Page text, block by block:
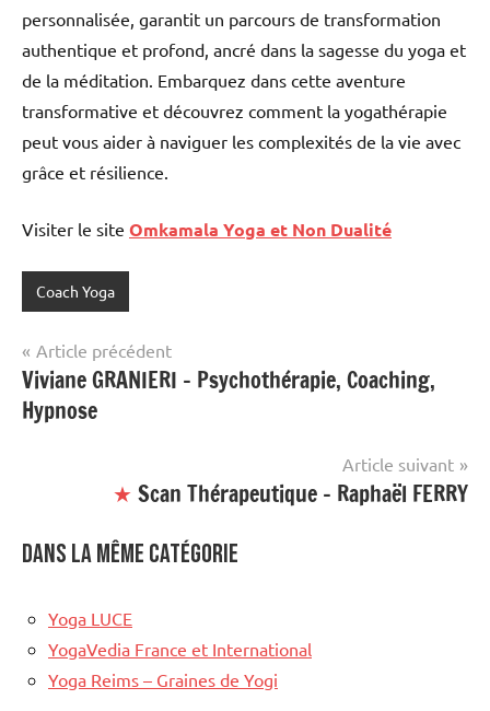
personnalisée, garantit un parcours de transformation
authentique et profond, ancré dans la sagesse du yoga et
de la méditation. Embarquez dans cette aventure
transformative et découvrez comment la yogathérapie
peut vous aider à naviguer les complexités de la vie avec
grâce et résilience.
Visiter le site Omkamala Yoga et Non Dualité
Coach Yoga
Navigation
de
l’article
Article précédent
Viviane GRANIERI – Psychothérapie, Coaching,
Hypnose
Article suivant
★ Scan Thérapeutique – Raphaël FERRY
Dans la même catégorie
Yoga LUCE
YogaVedia France et International
Yoga Reims – Graines de Yogi